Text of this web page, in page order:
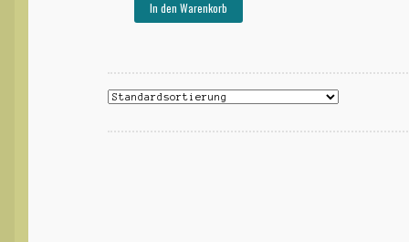
In den Warenkorb